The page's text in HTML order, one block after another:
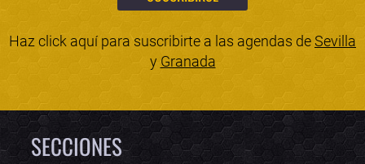
Haz click aquí para suscribirte a las agendas deSevilla
y Granada
SECCIONES